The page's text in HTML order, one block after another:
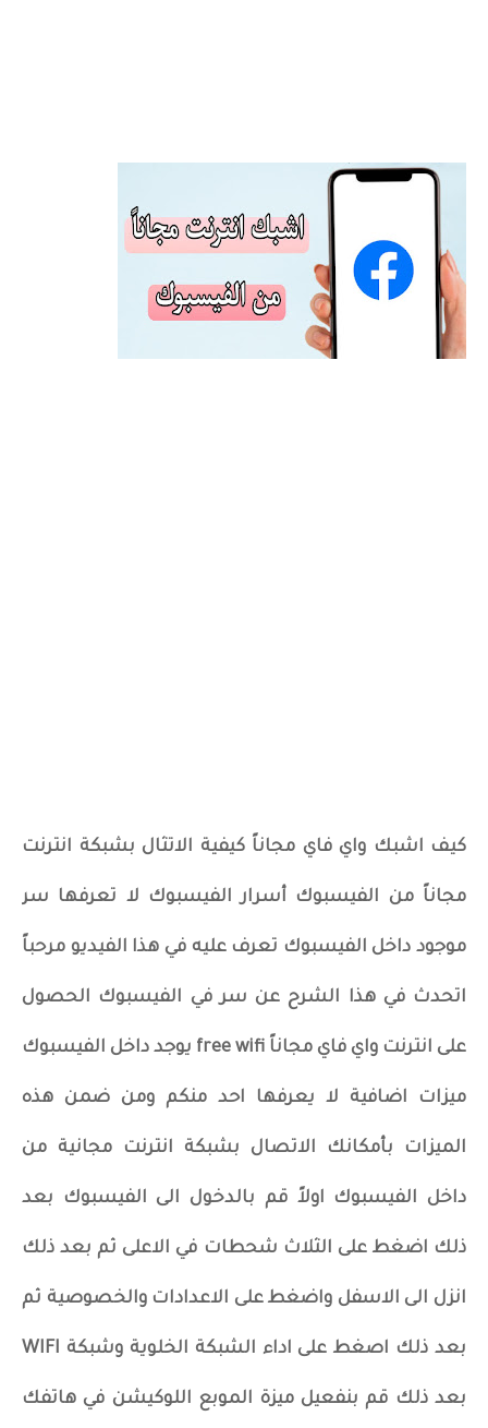
كيف اشبك واي فاي مجاناً كيفية الاتثال بشبكة انترنت
مجاناً من الفيسبوك أسرار الفيسبوك لا تعرفها سر
موجود داخل الفيسبوك تعرف عليه في هذا الفيديو مرحباً
اتحدث في هذا الشرح عن سر في الفيسبوك الحصول
على انترنت واي فاي مجاناً free wifi يوجد داخل الفيسبوك
ميزات اضافية لا يعرفها احد منكم ومن ضمن هذه
الميزات بأمكانك الاتصال بشبكة انترنت مجانية من
داخل الفيسبوك اولاً قم بالدخول الى الفيسبوك بعد
ذلك اضغط على الثلاث شحطات في الاعلى ثم بعد ذلك
انزل الى الاسفل واضغط على الاعدادات والخصوصية ثم
بعد ذلك اصغط على اداء الشبكة الخلوية وشبكة WIFI
بعد ذلك قم بنفعيل ميزة الموبع اللوكيشن في هاتفك